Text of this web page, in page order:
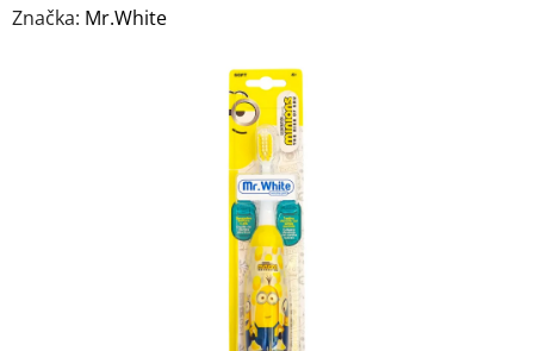
Svíčky
hodnocení
Značka: Mr.White